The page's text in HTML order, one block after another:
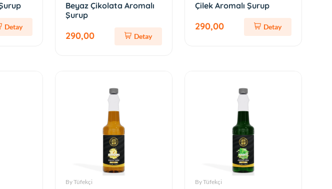
Detay
Beyaz Çikolata Aromalı
Şurup
290,00 Detay
Çilek Aromalı Şurup
290,00 Detay
By Tüfekçi By Tüfekçi